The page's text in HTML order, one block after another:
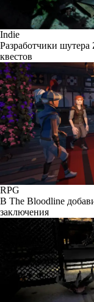
Indie
Разработчики шутера
квестов
RPG
В The Bloodline
заключения